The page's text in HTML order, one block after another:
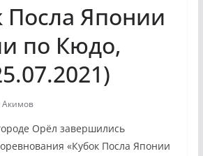
Посла Японии
по Кюдо,
Акимов
Орёл завершились
«Кубок Посла Японии